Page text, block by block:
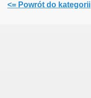
<= Powrót do kategorii